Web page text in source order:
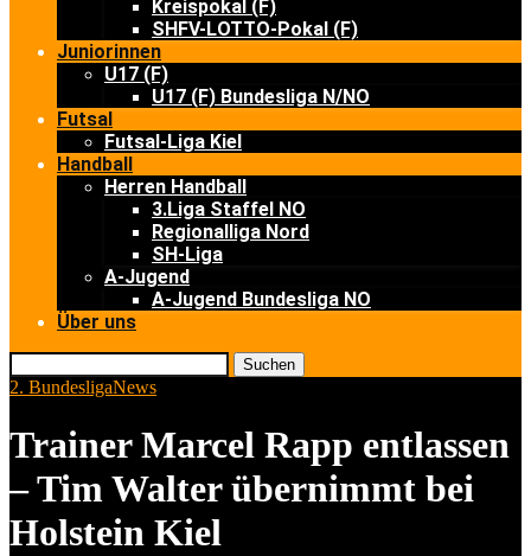
Kreispokal (F)
SHFV-LOTTO-Pokal (F)
Juniorinnen
U17 (F)
U17 (F) Bundesliga N/NO
Futsal
Futsal-Liga Kiel
Handball
Herren Handball
3.Liga Staffel NO
Regionalliga Nord
SH-Liga
A-Jugend
A-Jugend Bundesliga NO
Über uns
Suchen
2. BundesligaNews
Trainer Marcel Rapp entlassen
– Tim Walter übernimmt bei
Holstein Kiel